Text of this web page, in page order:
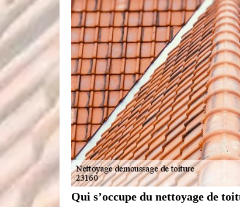
Qui s’occupe du nettoyage de